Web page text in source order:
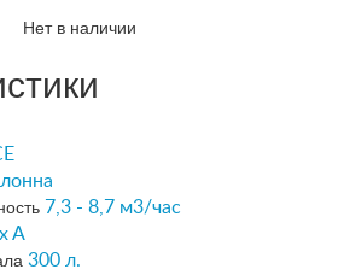
Нет в наличии
7,3 - 8,7 м3/час
A
300 л.